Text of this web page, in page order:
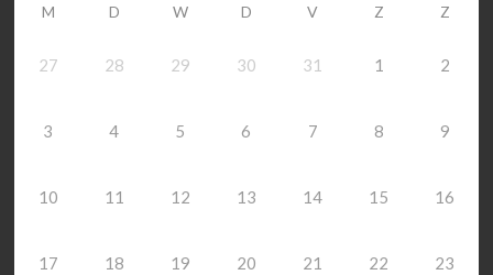
M D W D V Z Z
27 28 29 30 31 1 2
3 4 5 6 7 8 9
10 11 12 13 14 15 16
17 18 19 20 21 22 23